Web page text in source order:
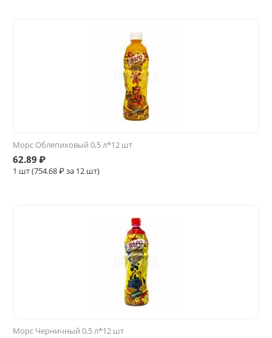
Морс Облепиховый 0,5 л*12 шт
62.89 ₽
1 шт (754.68₽ за 12 шт)
Морс Черничный 0,5 л*12 шт